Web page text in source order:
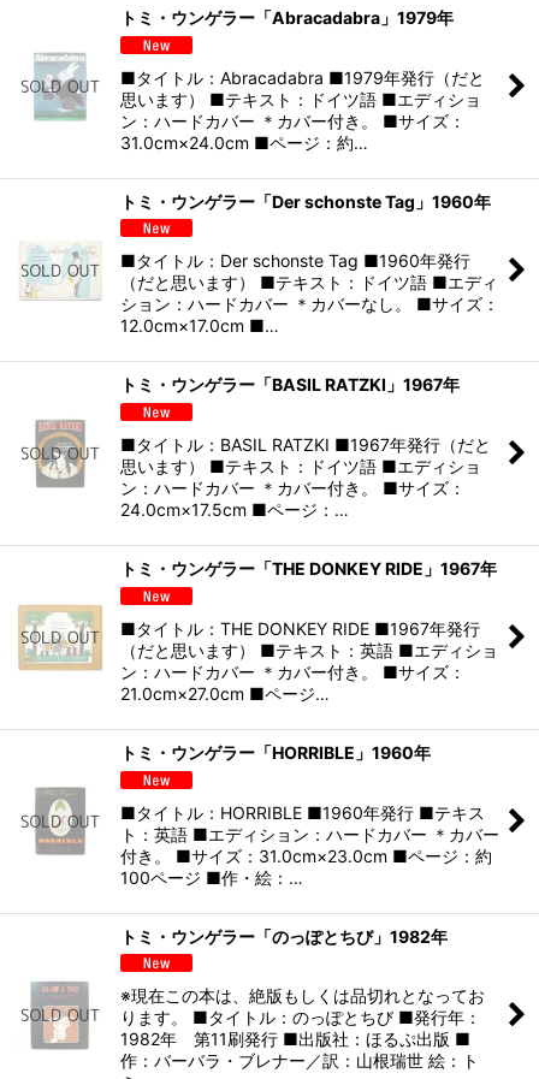
トミ・ウンゲラー「Abracadabra」1979年
■タイトル：Abracadabra ■1979年発行（だと
思います） ■テキスト：ドイツ語 ■エディショ
ン：ハードカバー ＊カバー付き。 ■サイズ：
31.0cm×24.0cm ■ページ：約…
トミ・ウンゲラー「Der schonste Tag」1960年
■タイトル：Der schonste Tag ■1960年発行
（だと思います） ■テキスト：ドイツ語 ■エディ
ション：ハードカバー ＊カバーなし。 ■サイズ：
12.0cm×17.0cm ■…
トミ・ウンゲラー「BASIL RATZKI」1967年
■タイトル：BASIL RATZKI ■1967年発行（だと
思います） ■テキスト：ドイツ語 ■エディショ
ン：ハードカバー ＊カバー付き。 ■サイズ：
24.0cm×17.5cm ■ページ：…
トミ・ウンゲラー「THE DONKEY RIDE」1967年
■タイトル：THE DONKEY RIDE ■1967年発行
（だと思います） ■テキスト：英語 ■エディショ
ン：ハードカバー ＊カバー付き。 ■サイズ：
21.0cm×27.0cm ■ページ…
トミ・ウンゲラー「HORRIBLE」1960年
■タイトル：HORRIBLE ■1960年発行 ■テキス
ト：英語 ■エディション：ハードカバー ＊カバー
付き。 ■サイズ：31.0cm×23.0cm ■ページ：約
100ページ ■作・絵：…
トミ・ウンゲラー「のっぽとちび」1982年
※現在この本は、絶版もしくは品切れとなってお
ります。 ■タイトル：のっぽとちび ■発行年：
1982年 第11刷発行 ■出版社：ほるぷ出版 ■
作：バーバラ・ブレナー／訳：山根瑞世 絵：ト